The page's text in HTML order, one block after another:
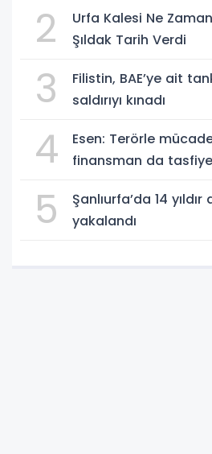
2
Urfa Kalesi Ne
Şıldak Tarih Verdi
3
Filistin, BAE’ye ait
saldırıyı kınadı
4
Esen: Terörle
finansman da
5
Şanlıurfa’da 14
yakalandı